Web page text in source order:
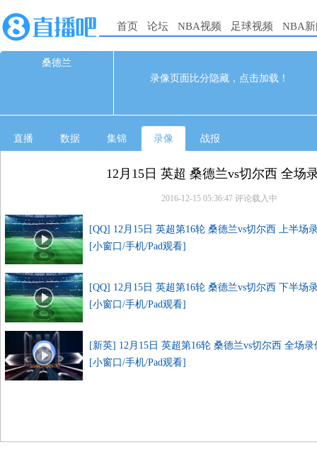
首页 论坛 NBA视频 足球视频 NBA
桑德兰
录像页面比分隐藏，点击加载！
0 12-15 03:45
直播 数据 集锦 录像 战报
12月15日 英超 桑德兰vs切尔西 全场
2016-12-15 05:36:47 评论载入中
[QQ] 12月15日 英超第16轮 桑德兰vs切尔西 上半场
[小窗口/手机/Pad观看]
[QQ] 12月15日 英超第16轮 桑德兰vs切尔西 下半场
[小窗口/手机/Pad观看]
[新英] 12月15日 英超第16轮 桑德兰vs切尔西 全场录
[小窗口/手机/Pad观看]